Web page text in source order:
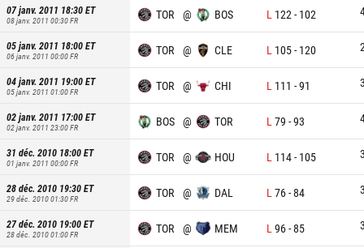
07 janv. 2011 18:30ET
08 janv. 2011 00:30FR TOR @ BOS L 122 - 102
05 janv. 2011 18:00ET
06 janv. 2011 00:00FR TOR @ CLE L 105- 120
04 janv. 2011 19:00ET
05 janv. 2011 01:00FR TOR @ CHI L 111 -91
02 janv. 2011 17:00ET
02 janv. 2011 23:00FR BOS @ TOR L 79 -93
31 déc. 2010 18:00ET
01 janv. 2011 00:00FR TOR @ HOU L 114- 105
28 déc. 2010 19:30ET
29 déc. 2010 01:30FR TOR @ DAL L 76-84
27 déc. 2010 19:00ET
28 déc. 2010 01:00FR TOR @ MEM L 96-85